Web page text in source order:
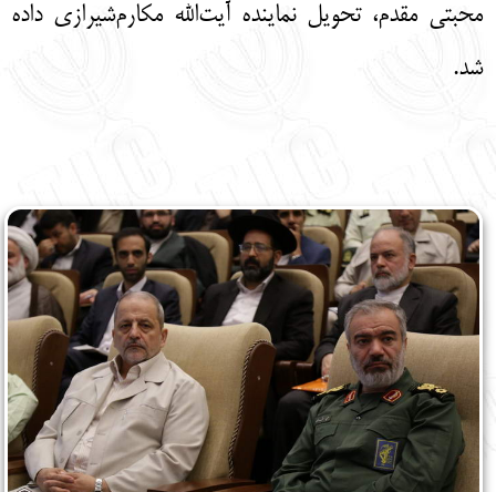
محبتی مقدم، تحویل نماینده آیت‌الله مکارم‌شیرازی داده
شد.